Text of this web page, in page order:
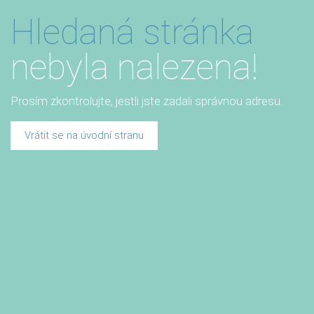
Hledaná stránka
nebyla nalezena!
Prosím zkontrolujte, jestli jste zadali správnou adresu.
Vrátit se na úvodní stranu